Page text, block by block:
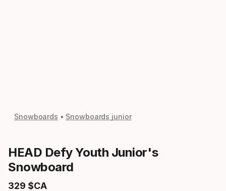
Snowboards Snowboards junior
HEAD Defy Youth Junior's
Snowboard
329 $CA